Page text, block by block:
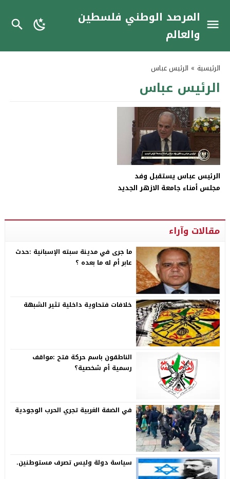
المرصد الوطني فلسطين
والعالم
الرئيسية » الرئيس عباس
الرئيس عباس
الرئيس عباس يستقبل وفد
مجلس أمناء جامعة الازهر الجديد
مقالات وآراء
ما جرى في مدينة سبته الإسبانية :حدث
عابر أم له ما بعده ؟
خلافات فتحاوية داخلية تثير الشبهة
الناطقون باسم حركة فتح :مواقف
رسمية أم شخصية؟
في الضفة الغربية تجري الحرب الوجودية
سياسة دولة وليس تصرف مستوطنين.